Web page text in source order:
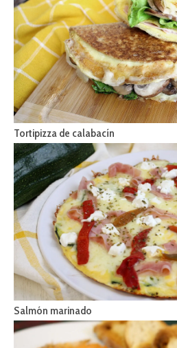
Tortipizza de calabacín
Salmón marinado